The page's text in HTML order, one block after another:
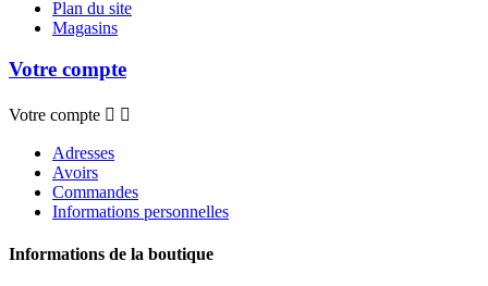
Plan du site
Magasins
Votre compte
Votre compte  
Adresses
Avoirs
Commandes
Informations personnelles
Informations de la boutique